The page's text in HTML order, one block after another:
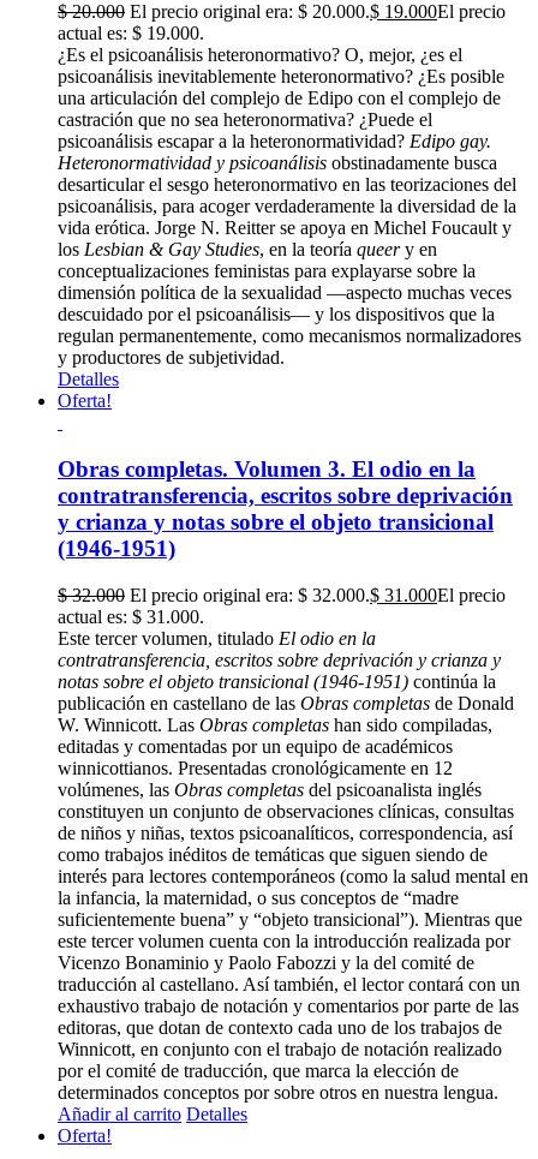
$20.000 El precio original era: $ 20.000.$ 19.000El precio
actual es: $ 19.000.
¿Es el psicoanálisis heteronormativo? O, mejor, ¿es el
psicoanálisis inevitablemente heteronormativo? ¿Es posible
una articulación del complejo de Edipo con el complejo de
castración que no sea heteronormativa? ¿Puede el
psicoanálisis escapar a la heteronormatividad? Edipo gay.
Heteronormatividad y psicoanálisis obstinadamente busca
desarticular el sesgo heteronormativo en las teorizaciones del
psicoanálisis, para acoger verdaderamente la diversidad de la
vida erótica. Jorge N. Reitter se apoya en Michel Foucault y
los Lesbian & Gay Studies, en la teoría queery en
conceptualizaciones feministas para explayarse sobre la
dimensión política de la sexualidad —aspecto muchas veces
descuidado por el psicoanálisis— y los dispositivos que la
regulan permanentemente, como mecanismos normalizadores
y productores de subjetividad.
Detalles
Oferta!
Obras completas. Volumen 3. El odio en la
contratransferencia, escritos sobre deprivación
y crianza y notas sobre el objeto transicional
(1946-1951)
$32.000 El precio original era: $ 32.000.$ 31.000El precio
actual es: $ 31.000.
Este tercer volumen, titulado El odio en la
contratransferencia, escritos sobre deprivación y crianza y
notas sobre el objeto transicional (1946-1951) continúa la
publicación en castellano de las Obras completas de Donald
W. Winnicott. Las Obras completas han sido compiladas,
editadas y comentadas por un equipo de académicos
winnicottianos. Presentadas cronológicamente en 12
volúmenes, las Obras completas del psicoanalista inglés
constituyen un conjunto de observaciones clínicas, consultas
de niños y niñas, textos psicoanalíticos, correspondencia, así
como trabajos inéditos de temáticas que siguen siendo de
interés para lectores contemporáneos (como la salud mental en
la infancia, la maternidad, o sus conceptos de “madre
suficientemente buena” y “objeto transicional”). Mientras que
este tercer volumen cuenta con la introducción realizada por
Vicenzo Bonaminio y Paolo Fabozzi y la del comité de
traducción al castellano. Así también, el lector contará con un
exhaustivo trabajo de notación y comentarios por parte de las
editoras, que dotan de contexto cada uno de los trabajos de
Winnicott, en conjunto con el trabajo de notación realizado
por el comité de traducción, que marca la elección de
determinados conceptos por sobre otros en nuestra lengua.
Añadir al carrito Detalles
Oferta!